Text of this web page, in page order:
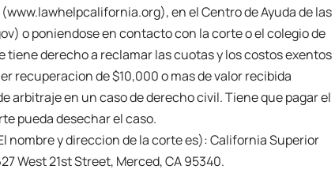
en el Centro de Ayuda de las
o poniendose en contacto con la corte o el colegio de
tiene derecho a reclamar las cuotas y los costos exentos
recuperacion de $10,000 o mas de valor recibida
arbitraje en un caso de derecho civil. Tiene que pagar el
pueda desechar el caso.
nombre y direccion de la corte es): California Superior
West 21st Street, Merced, CA 95340.